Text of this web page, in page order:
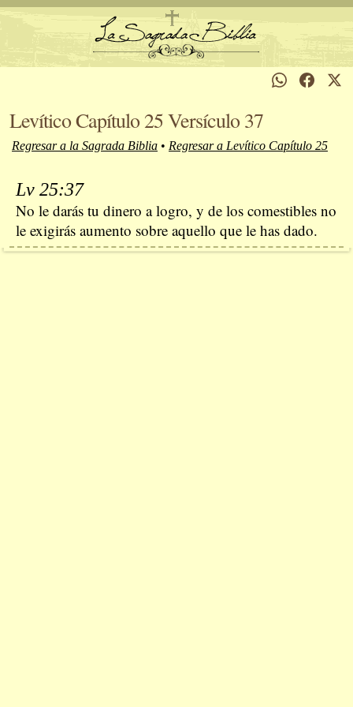
Levítico Capítulo 25 Versículo 37
Regresar a la Sagrada Biblia • Regresar a Levítico Capítulo 25
Lv 25:37
No le darás tu dinero a logro, y de los comestibles no
le exigirás aumento sobre aquello que le has dado.